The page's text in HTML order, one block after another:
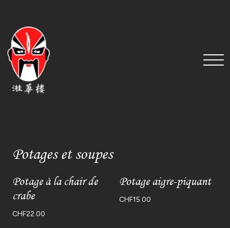
Potages et soupes
Potage à la chair de
crabe
CHF22.00
Potage aigre-piquant
CHF15.00